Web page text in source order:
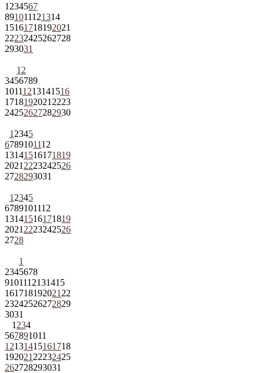
1 234567
891011121314
15161718192021
22232425262728
293031
1 2
3456789
10111213141516
1718192021 2223
24252627282930
1 2345
6789101112
13141516171819
2021 2223242526
2728293031
1 2345
6789101112
13141516171819
2021 2223242526
2728
1
2345678
9101112131415
161718192021 22
23242526272829
3031
1 234
567891011
12131415161718
192021 22232425
262728293031